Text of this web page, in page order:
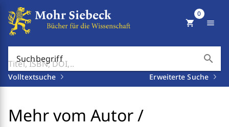
Suchbegriff search
Volltextsuche Erweiterte Suche
shopping_cart
0
menu
Mehr vom Autor /